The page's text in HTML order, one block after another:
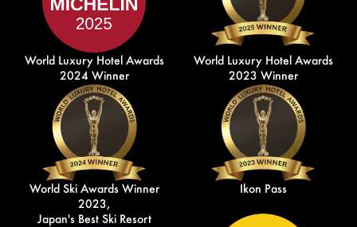
World Luxury Hotel Awards
2024 Winner
World Luxury Hotel Awards
2023 Winner
World Ski Awards Winner
2023,
Japan's Best Ski Resort
Ikon Pass